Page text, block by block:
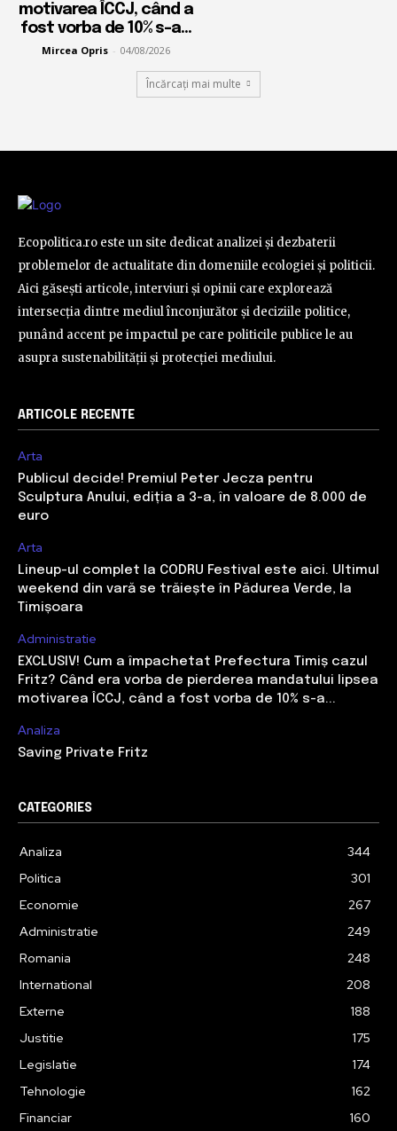
motivarea ÎCCJ, când a
fost vorba de 10% s-a...
Mircea Opris - 04/08/2026
Încărcați mai multe
Ecopolitica.ro este un site dedicat analizei și dezbaterii
problemelor de actualitate din domeniile ecologiei și politicii.
Aici găsești articole, interviuri și opinii care explorează
intersecția dintre mediul înconjurător și deciziile politice,
punând accent pe impactul pe care politicile publice le au
asupra sustenabilității și protecției mediului.
ARTICOLE RECENTE
Arta
Publicul decide! Premiul Peter Jecza pentru
Sculptura Anului, ediția a 3-a, în valoare de 8.000 de
euro
Arta
Lineup-ul complet la CODRU Festival este aici. Ultimul
weekend din vară se trăiește în Pădurea Verde, la
Timișoara
Administratie
EXCLUSIV! Cum a împachetat Prefectura Timiș cazul
Fritz? Când era vorba de pierderea mandatului lipsea
motivarea ÎCCJ, când a fost vorba de 10% s-a...
Analiza
Saving Private Fritz
CATEGORIES
Analiza
344
Politica
301
Economie
267
Administratie
249
Romania
248
International
208
Externe
188
Justitie
175
Legislatie
174
Tehnologie
162
Financiar
160